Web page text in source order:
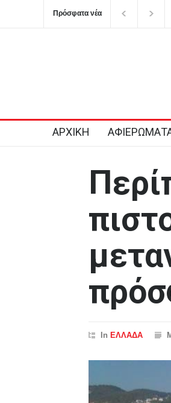
Πρόσφατα νέα
ΑΡΧΙΚΗ
In ΕΛΛΑΔΑ